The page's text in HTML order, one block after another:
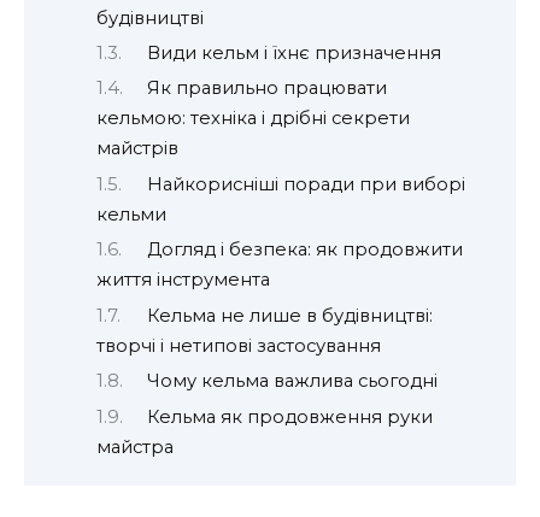
будівництві
Види кельм і їхнє призначення
Як правильно працювати
кельмою: техніка і дрібні секрети
майстрів
Найкорисніші поради при виборі
кельми
Догляд і безпека: як продовжити
життя інструмента
Кельма не лише в будівництві:
творчі і нетипові застосування
Чому кельма важлива сьогодні
Кельма як продовження руки
майстра